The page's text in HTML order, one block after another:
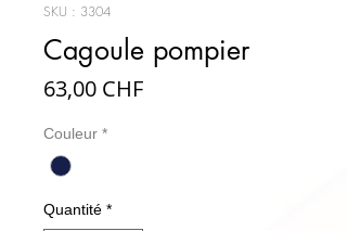
SKU : 3304
Cagoule pompier
63,00 CHFPrix
Couleur *
Quantité *